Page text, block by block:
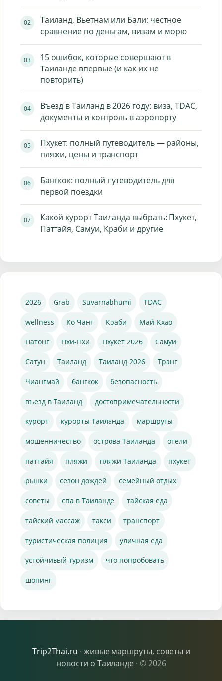
Таиланд, Вьетнам или Бали: честное
сравнение по деньгам, визам и морю
15 ошибок, которые совершают в
Таиланде впервые (и как их не
повторить)
Въезд в Таиланд в 2026 году: виза, TDAC,
документы и контроль в аэропорту
Пхукет: полный путеводитель — районы,
пляжи, цены и транспорт
Бангкок: полный путеводитель для
первой поездки
Какой курорт Таиланда выбрать: Пхукет,
Паттайя, Самуи, Краби и другие
2026 Grab Suvarnabhumi TDAC
wellness Ко Чанг Краби Май-Кхао
Патонг Пхи-Пхи Пхукет 2026 Самуи
Сатун Таиланд Таиланд 2026 Транг
Чиангмай бангкок безопасность
въезд в Таиланд достопримечательности
курорт курорты Таиланда маршруты
мошенничество острова Таиланда отели
паттайя пляжи пляжи Таиланда пхукет
рынки сезон дождей семейный отдых
советы спа в Таиланде тайская еда
тайский массаж такси транспорт
туристическая полиция уличная еда
устойчивый туризм что попробовать
шопинг
Trip2Thai.ru · живые маршруты, советы и
новости о Таиланде · © 2026